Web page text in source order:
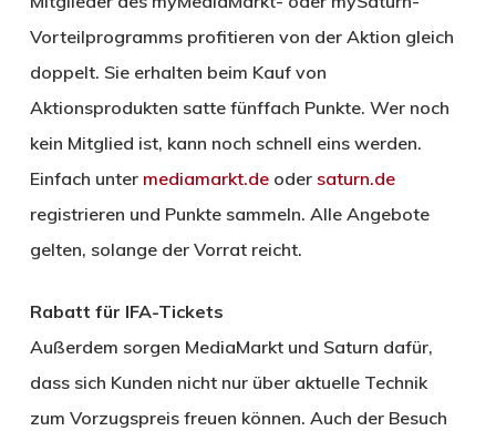
Vorteilprogramms profitieren von der Aktion gleich
doppelt. Sie erhalten beim Kauf von
Aktionsprodukten satte fünffach Punkte. Wer noch
kein Mitglied ist, kann noch schnell eins werden.
Einfach unter mediamarkt.deoder saturn.de
registrieren und Punkte sammeln. Alle Angebote
gelten, solange der Vorrat reicht.
Rabatt für IFA-Tickets
Außerdem sorgen MediaMarkt und Saturn dafür,
dass sich Kunden nicht nur über aktuelle Technik
zum Vorzugspreis freuen können. Auch der Besuch